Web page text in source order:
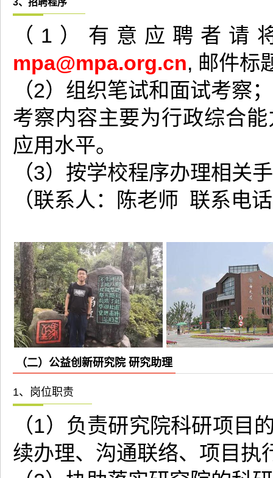
3、招聘程序
（1）有意应聘者请
mpa@mpa.org.cn, 邮件标
（2）组织笔试和面试考察；
考察内容主要为行政综合
应用水平。
（3）按学校程序办理相关
（联系人：陈老师 联系电
（二）公益创新研究院 研究助理
1、岗位职责
（1）负责研究院科研项目
续办理、沟通联络、项目执